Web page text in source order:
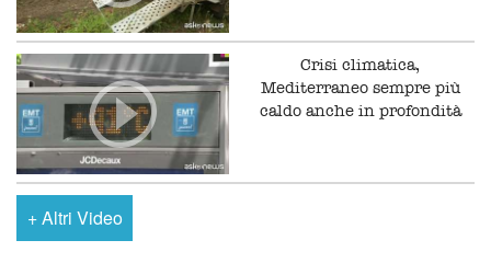
Crisi climatica,
Mediterraneo sempre più
caldo anche in profondità
+Altri Video